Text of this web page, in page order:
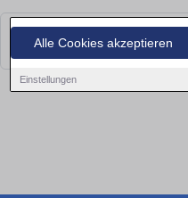
Alle Cookies akzeptieren
Einstellungen
Leider konnten wir derzeit keine
bald wieder vorbei!